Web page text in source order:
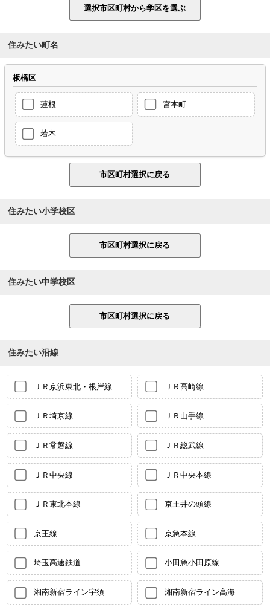
住みたい町名
板橋区
蓮根 宮本町
若木
住みたい小学校区
住みたい中学校区
住みたい沿線
ＪＲ京浜東北・根岸線 ＪＲ高崎線
ＪＲ埼京線 ＪＲ山手線
ＪＲ常磐線 ＪＲ総武線
ＪＲ中央線 ＪＲ中央本線
ＪＲ東北本線 京王井の頭線
京王線 京急本線
埼玉高速鉄道 小田急小田原線
湘南新宿ライン宇須 湘南新宿ライン高海